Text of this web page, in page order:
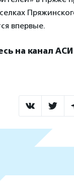
впервые.
на канал АСИ